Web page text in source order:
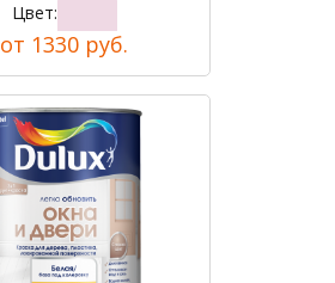
Цвет:
от 1330 руб.